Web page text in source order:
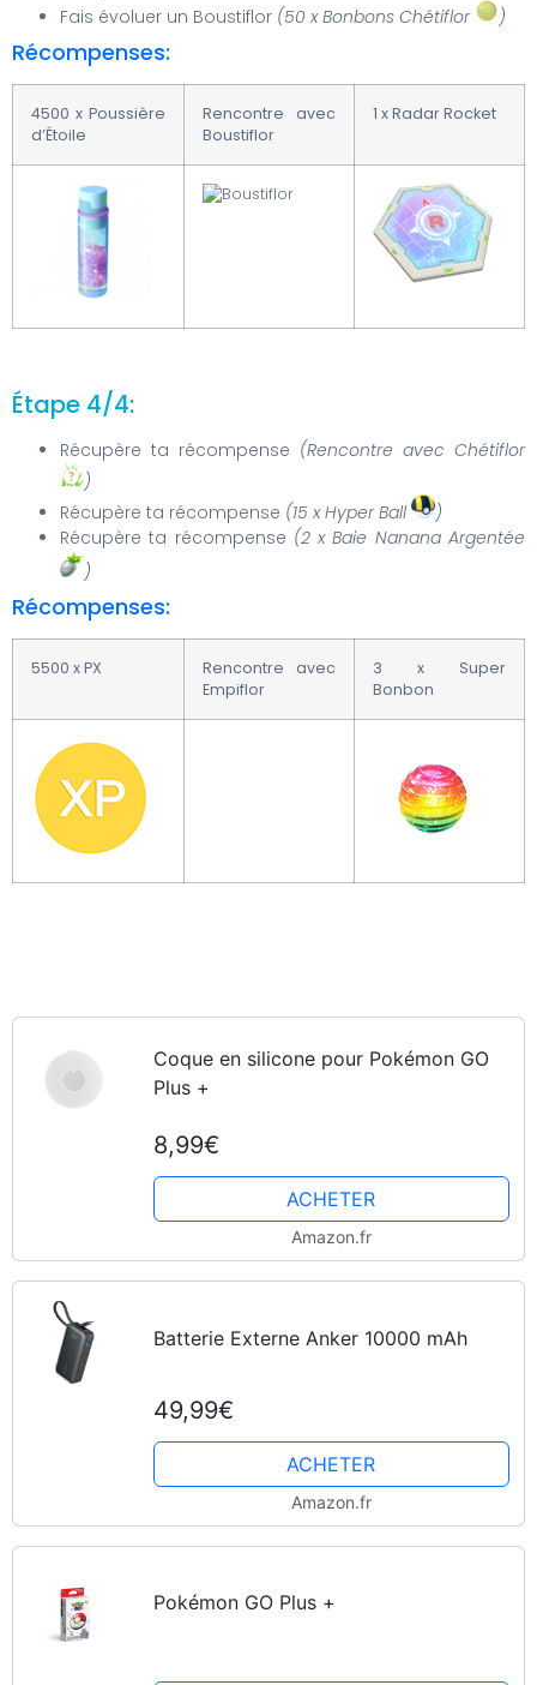
Fais évoluer un Boustiflor (50 x Bonbons Chétiflor )
Récompenses:
4500 x Poussière
d’Étoile
Rencontre avec
Boustiflor
1 x Radar Rocket
Étape 4/4:
Récupère ta récompense (Rencontre avec Chétiflor
)
Récupère ta récompense (15 x Hyper Ball
)
Récupère ta récompense (2 x Baie Nanana Argentée
)
Récompenses:
5500 x PX
Rencontre avec
Empiflor
3 x Super
Bonbon
Coque en silicone pour Pokémon GO
Plus +
8,99€
ACHETER
Amazon.fr
Batterie Externe Anker 10000 mAh
49,99€
ACHETER
Amazon.fr
Pokémon GO Plus +